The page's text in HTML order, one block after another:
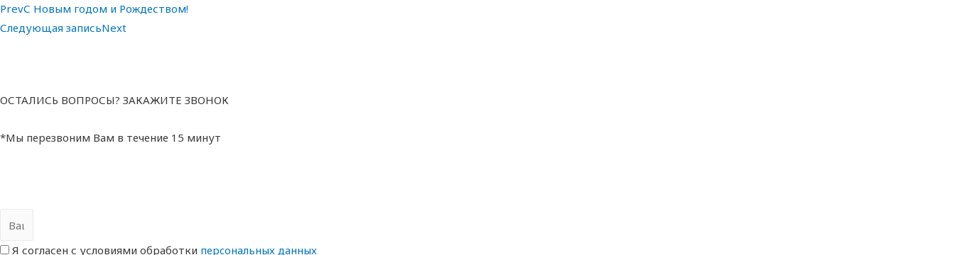
PrevС Новым годом и Рождеством!
Следующая записьNext
ОСТАЛИСЬ ВОПРОСЫ? ЗАКАЖИТЕ ЗВОНОК
*Мы перезвоним Вам в течение 15 минут
Я согласен с условиями обработки перcональных данных